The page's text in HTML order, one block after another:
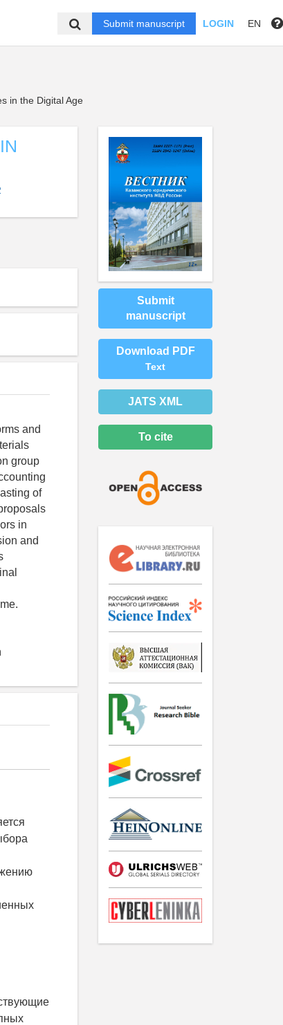
Submit manuscript LOGIN EN
in the Digital Age
and
group
of
in
and
Submit
manuscript
Download PDF
Text
JATS XML
To cite